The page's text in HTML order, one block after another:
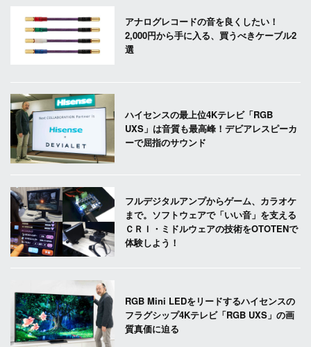
アナログレコードの音を良くしたい！
2,000円から手に入る、買うべきケーブル2
選
ハイセンスの最上位4Kテレビ「RGB
UXS」は音質も最高峰！デビアレスピーカ
ーで屈指のサウンド
フルデジタルアンプからゲーム、カラオケ
まで。ソフトウェアで「いい音」を支える
ＣＲＩ・ミドルウェアの技術をOTOTENで
体験しよう！
RGB Mini LEDをリードするハイセンスの
フラグシップ4Kテレビ「RGB UXS」の画
質真価に迫る